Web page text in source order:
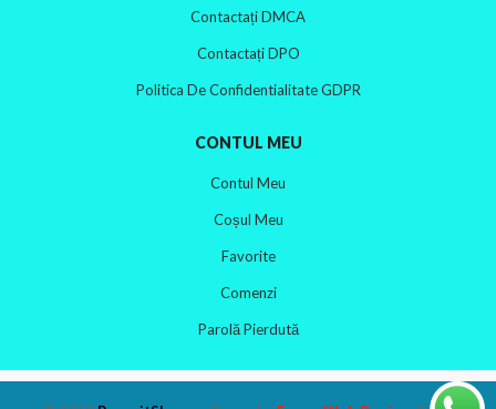
Contactați DMCA
Contactați DPO
Politica De Confidentialitate GDPR
CONTUL MEU
Contul Meu
Coșul Meu
Favorite
Comenzi
Parolă Pierdută